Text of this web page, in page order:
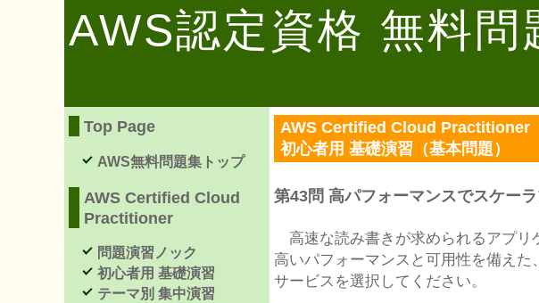
AWS認定資格 無料問
AWS Certified Cloud Practitioner
初心者用 基礎演習（基本問題）
第43問 高パフォーマンスでスケー
高速な読み書きが求められるアプリ
高いパフォーマンスと可用性を備え
サービスを選択してください。
Top Page
AWS無料問題集トップ
AWS Certified Cloud
Practitioner
問題演習ノック
初心者用 基礎演習
テーマ別 集中演習